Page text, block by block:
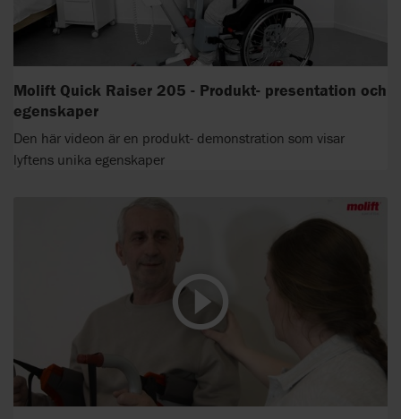
Molift Quick Raiser 205 - Produkt- presentation och
egenskaper
Den här videon är en produkt- demonstration som visar
lyftens unika egenskaper